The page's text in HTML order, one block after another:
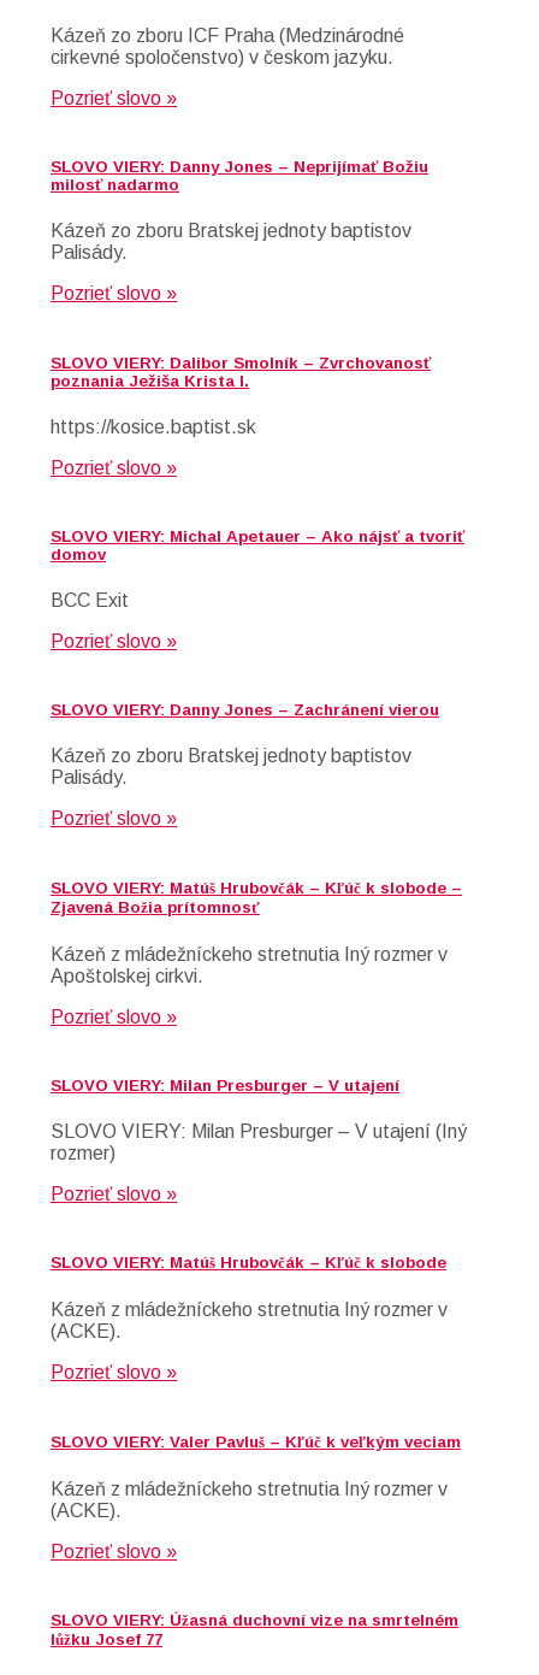
Kázeň zo zboru ICF Praha (Medzinárodné
cirkevné spoločenstvo) v českom jazyku.
Pozrieť slovo »
SLOVO VIERY: Danny Jones – Neprijímať Božiu
milosť nadarmo
Kázeň zo zboru Bratskej jednoty baptistov
Palisády.
Pozrieť slovo »
SLOVO VIERY: Dalibor Smolník – Zvrchovanosť
poznania Ježiša Krista I.
https://kosice.baptist.sk
Pozrieť slovo »
SLOVO VIERY: Michal Apetauer – Ako nájsť a tvoriť
domov
BCC Exit
Pozrieť slovo »
SLOVO VIERY: Danny Jones – Zachránení vierou
Kázeň zo zboru Bratskej jednoty baptistov
Palisády.
Pozrieť slovo »
SLOVO VIERY: Matúš Hrubovčák – Kľúč k slobode –
Zjavená Božia prítomnosť
Kázeň z mládežníckeho stretnutia Iný rozmer v
Apoštolskej cirkvi.
Pozrieť slovo »
SLOVO VIERY: Milan Presburger – V utajení
SLOVO VIERY: Milan Presburger – V utajení (Iný
rozmer)
Pozrieť slovo »
SLOVO VIERY: Matúš Hrubovčák – Kľúč k slobode
Kázeň z mládežníckeho stretnutia Iný rozmer v
(ACKE).
Pozrieť slovo »
SLOVO VIERY: Valer Pavluš – Kľúč k veľkým veciam
Kázeň z mládežníckeho stretnutia Iný rozmer v
(ACKE).
Pozrieť slovo »
SLOVO VIERY: Úžasná duchovní vize na smrtelném
lůžku Josef 77